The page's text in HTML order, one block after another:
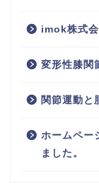
imok株式
変形性膝関
関節運動と
ホームペー
ました。